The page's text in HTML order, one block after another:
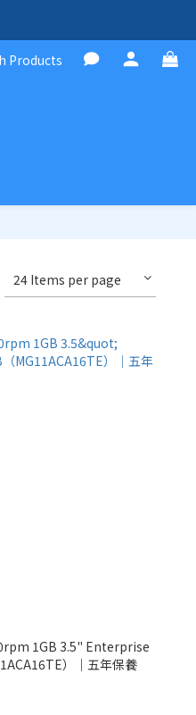
Products
24 Items per page
1GB 3.5" Enterprise
）｜五年保養